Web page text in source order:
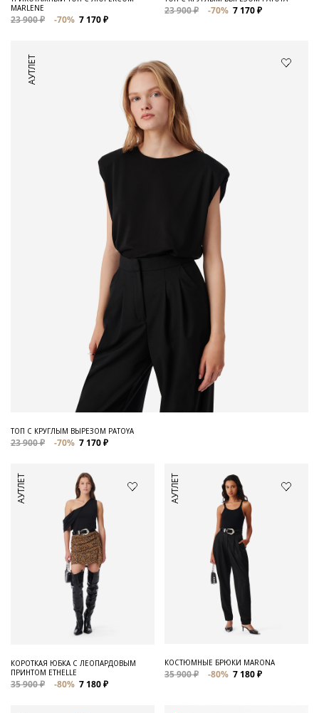
MARLENE
23 900 ₽ -70% 7 170 ₽
23 900 ₽ -70% 7 170 ₽
АУТЛЕТ
ТОП С КРУГЛЫМ ВЫРЕЗОМ PATOYA
23 900 ₽ -70% 7 170 ₽
АУТЛЕТ
КОРОТКАЯ ЮБКА С ЛЕОПАРДОВЫМ
ПРИНТОМ ETHELLE
35 900 ₽ -80% 7 180 ₽
АУТЛЕТ
КОСТЮМНЫЕ БРЮКИ MARONA
35 900 ₽ -80% 7 180 ₽